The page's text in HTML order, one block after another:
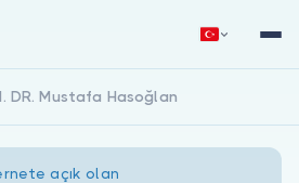
Giriş Yap
DR. Mustafa Hasoğlan
açık olan